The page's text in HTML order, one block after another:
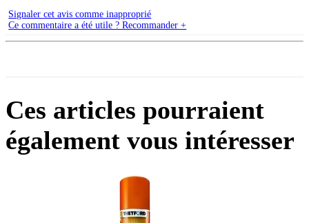
Signaler cet avis comme inapproprié
Ce commentaire a été utile ? Recommander +
Ces articles pourraient
également vous intéresser